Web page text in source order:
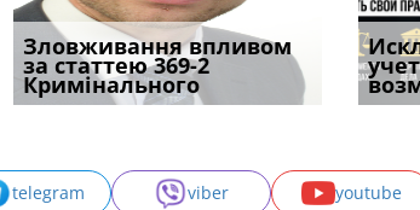
Якщо суд встановив для
відшкодування шкоди
наявніс апостиль:
Зловживання впливом
за статтею 369-2
Кримінального
Особливості захисту у
кримінальному
провадженні: я
telegram viber youtube